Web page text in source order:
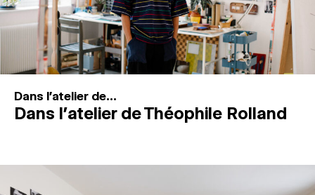
Recherche
Connexion
Dans l'atelier de...
Dans l’atelier de Théophile Rolland